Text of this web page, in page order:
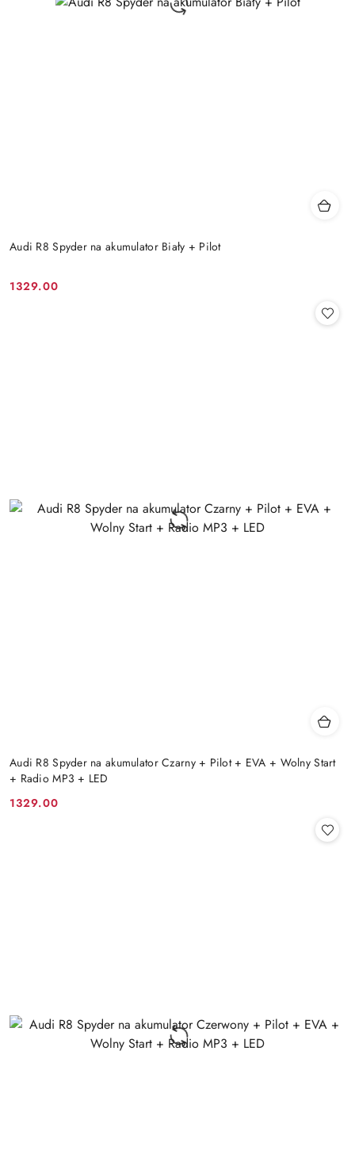
Audi R8 Spyder na akumulator Biały + Pilot
Cena:
1329.00
Audi R8 Spyder na akumulator Czarny + Pilot + EVA + Wolny Start
+ Radio MP3 + LED
Cena:
1329.00